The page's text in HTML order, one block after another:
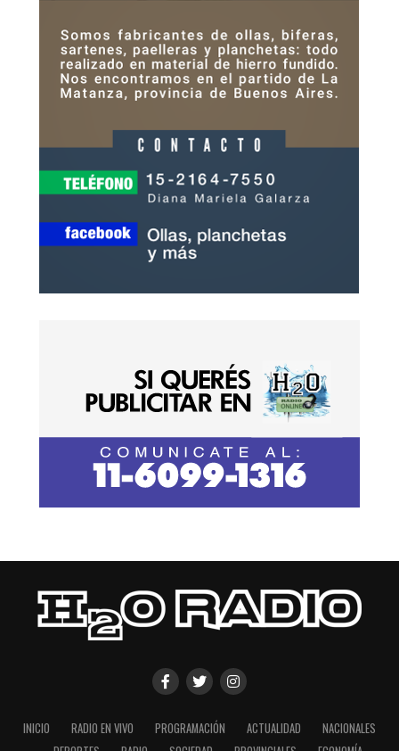
INICIO RADIO EN VIVO PROGRAMACIÓN ACTUALIDAD
NACIONALES